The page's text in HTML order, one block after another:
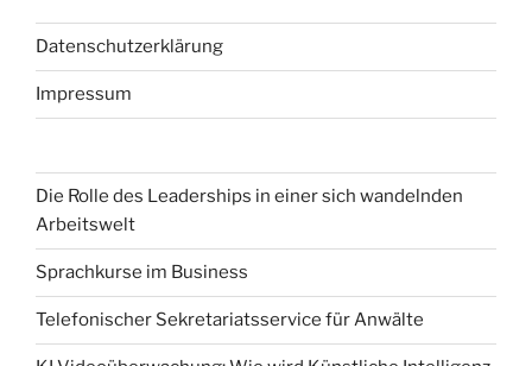
Datenschutzerklärung
Impressum
Die Rolle des Leaderships in einer sich wandelnden
Arbeitswelt
Sprachkurse im Business
Telefonischer Sekretariatsservice für Anwälte